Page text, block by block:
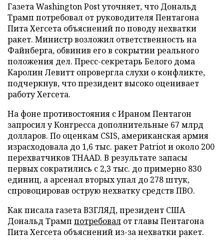
Газета Washington Post уточняет, что Дональд
Трамп потребовал от руководителя Пентагона
Пита Хегсета объяснений по поводу нехватки
ракет. Министр возложил ответственность на
Файнберга, обвинив его в сокрытии реального
положения дел. Пресс-секретарь Белого дома
Каролин Левитт опровергла слухи о конфликте,
подчеркнув, что президент высоко оценивает
работу Хегсета.
На фоне противостояния с Ираном Пентагон
запросил у Конгресса дополнительные 67 млрд
долларов. По оценкам CSIS, американская армия
израсходовала до 1,6 тыс. ракет Patriot и около 200
перехватчиков THAAD. В результате запасы
первых сократились с 2,3 тыс. до примерно 830
единиц, а арсенал вторых упал до 278 штук,
спровоцировав острую нехватку средств ПВО.
Как писала газета ВЗГЛЯД, президент США
Дональд Трамп потребовал от главы Пентагона
Пита Хегсета объяснений из-за нехватки ракет.